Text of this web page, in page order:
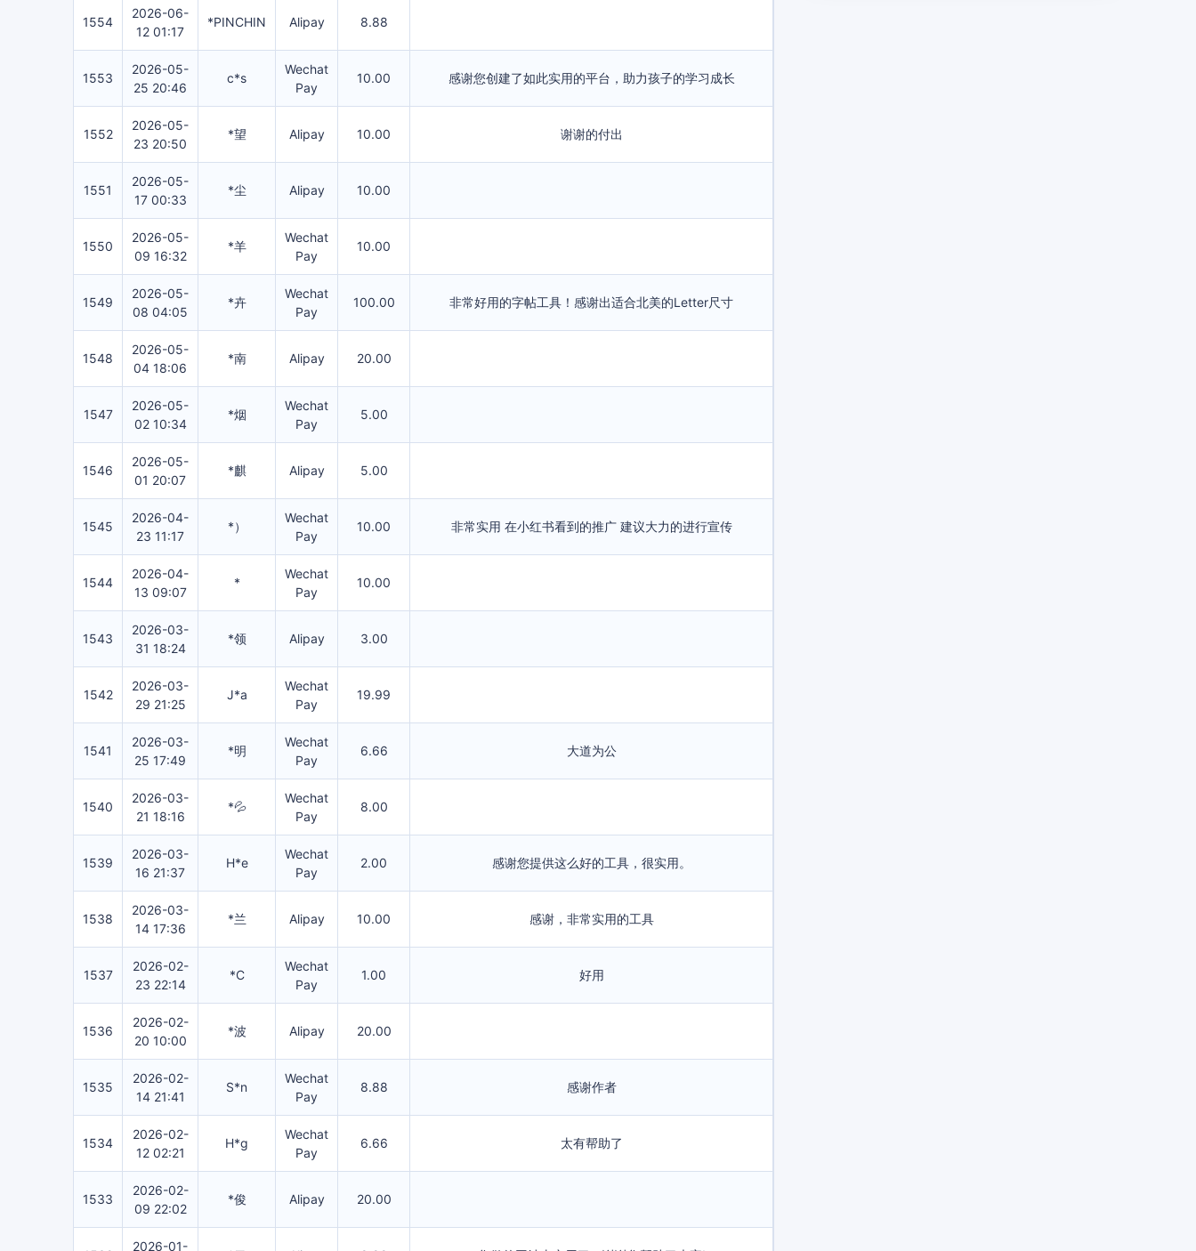
1554
2026-06-
12 01:17
*PINCHIN Alipay 8.88
1553
2026-05-
25 20:46
c*s
Wechat
Pay
10.00 感谢您创建了如此实用的平台，助力孩子的学习成长
1552
2026-05-
23 20:50
*望 Alipay 10.00 谢谢的付出
1551
2026-05-
17 00:33
*尘 Alipay 10.00
1550
2026-05-
09 16:32
*羊
Wechat
Pay
10.00
1549
2026-05-
08 04:05
*卉
Wechat
Pay
100.00 非常好用的字帖工具！感谢出适合北美的Letter尺寸
1548
2026-05-
04 18:06
*南 Alipay 20.00
1547
2026-05-
02 10:34
*烟
Wechat
Pay
5.00
1546
2026-05-
01 20:07
*麒 Alipay 5.00
1545
2026-04-
23 11:17
*）
Wechat
Pay
10.00 非常实用 在小红书看到的推广 建议大力的进行宣传
1544
2026-04-
13 09:07
*
Wechat
Pay
10.00
1543
2026-03-
31 18:24
*领 Alipay 3.00
1542
2026-03-
29 21:25
J*a
Wechat
Pay
19.99
1541
2026-03-
25 17:49
*明
Wechat
Pay
6.66 大道为公
1540
2026-03-
21 18:16
*💦
Wechat
Pay
8.00
1539
2026-03-
16 21:37
H*e
Wechat
Pay
2.00 感谢您提供这么好的工具，很实用。
1538
2026-03-
14 17:36
*兰 Alipay 10.00 感谢，非常实用的工具
1537
2026-02-
23 22:14
*C
Wechat
Pay
1.00 好用
1536
2026-02-
20 10:00
*波 Alipay 20.00
1535
2026-02-
14 21:41
S*n
Wechat
Pay
8.88 感谢作者
1534
2026-02-
12 02:21
H*g
Wechat
Pay
6.66 太有帮助了
1533
2026-02-
09 22:02
*俊 Alipay 20.00
2026-01-